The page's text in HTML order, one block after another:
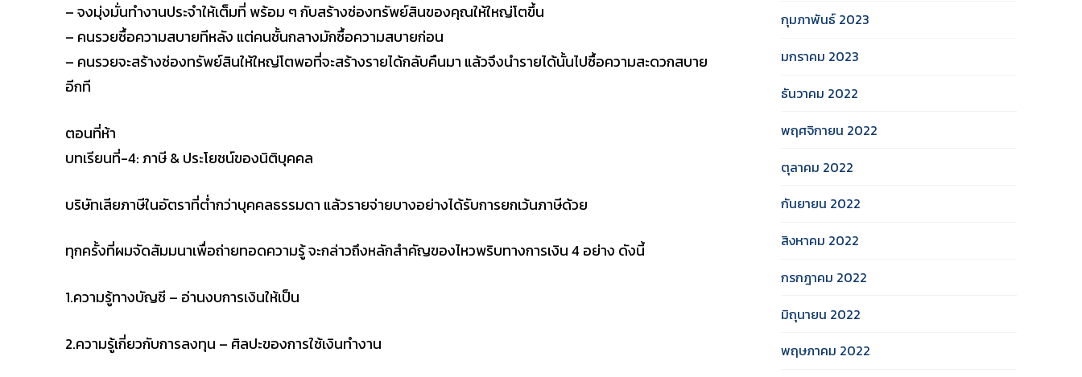
– จงมุ่งมั่นทำงานประจำให้เต็มที่ พร้อม ๆ กับสร้างช่องทรัพย์สินของคุณให้ใหญ่โตขึ้น
– คนรวยซื้อความสบายทีหลัง แต่คนชั้นกลางมักซื้อความสบายก่อน
– คนรวยจะสร้างช่องทรัพย์สินให้ใหญ่โตพอที่จะสร้างรายได้กลับคืนมา แล้วจึงนำรายได้นั้นไปซื้อความสะดวกสบาย
อีกที
ตอนที่ห้า
บทเรียนที่-4: ภาษี & ประโยชน์ของนิติบุคคล
บริษัทเสียภาษีในอัตราที่ต่ำกว่าบุคคลธรรมดา แล้วรายจ่ายบางอย่างได้รับการยกเว้นภาษีด้วย
ทุกครั้งที่ผมจัดสัมมนาเพื่อถ่ายทอดความรู้ จะกล่าวถึงหลักสำคัญของไหวพริบทางการเงิน 4 อย่าง ดังนี้
1.ความรู้ทางบัญชี – อ่านงบการเงินให้เป็น
2.ความรู้เกี่ยวกับการลงทุน – ศิลปะของการใช้เงินทำงาน
กุมภาพันธ์ 2023
มกราคม 2023
ธันวาคม 2022
พฤศจิกายน 2022
ตุลาคม 2022
กันยายน 2022
สิงหาคม 2022
กรกฎาคม 2022
มิถุนายน 2022
พฤษภาคม 2022